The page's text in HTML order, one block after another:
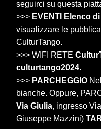
seguirci su questa
>>> EVENTI Elenco
visualizzare le
CulturTango.
>>> WIFI RETE
culturtango2024.
>>> PARCHEGGIO
bianche. Oppure,
Via Giulia, ingresso
Giuseppe Mazzini)